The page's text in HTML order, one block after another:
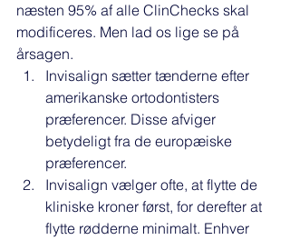
næsten 95% af alle ClinChecks skal
modificeres. Men lad os lige se på
årsagen.
Invisalign sætter tænderne efter
amerikanske ortodontisters
præferencer. Disse afviger
betydeligt fra de europæiske
præferencer.
Invisalign vælger ofte, at flytte de
kliniske kroner først, for derefter at
flytte rødderne minimalt. Enhver